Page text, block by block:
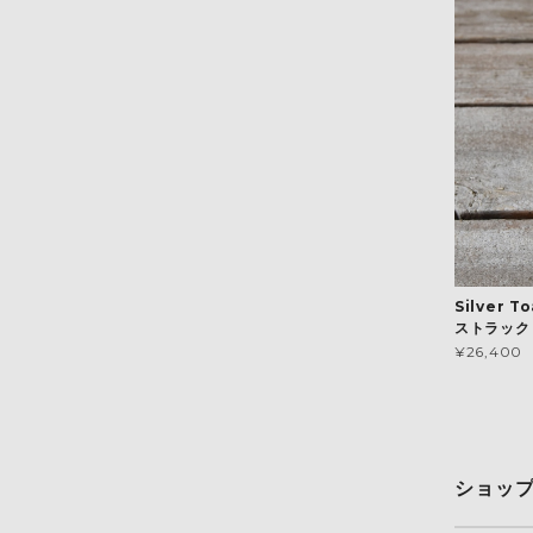
Silver
ストラッ
¥26,400
ショッ